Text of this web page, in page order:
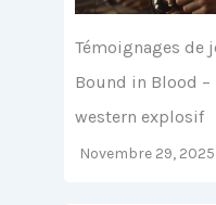
Témoignages de
Bound in Blood –
western explosif
Novembre 29, 2025